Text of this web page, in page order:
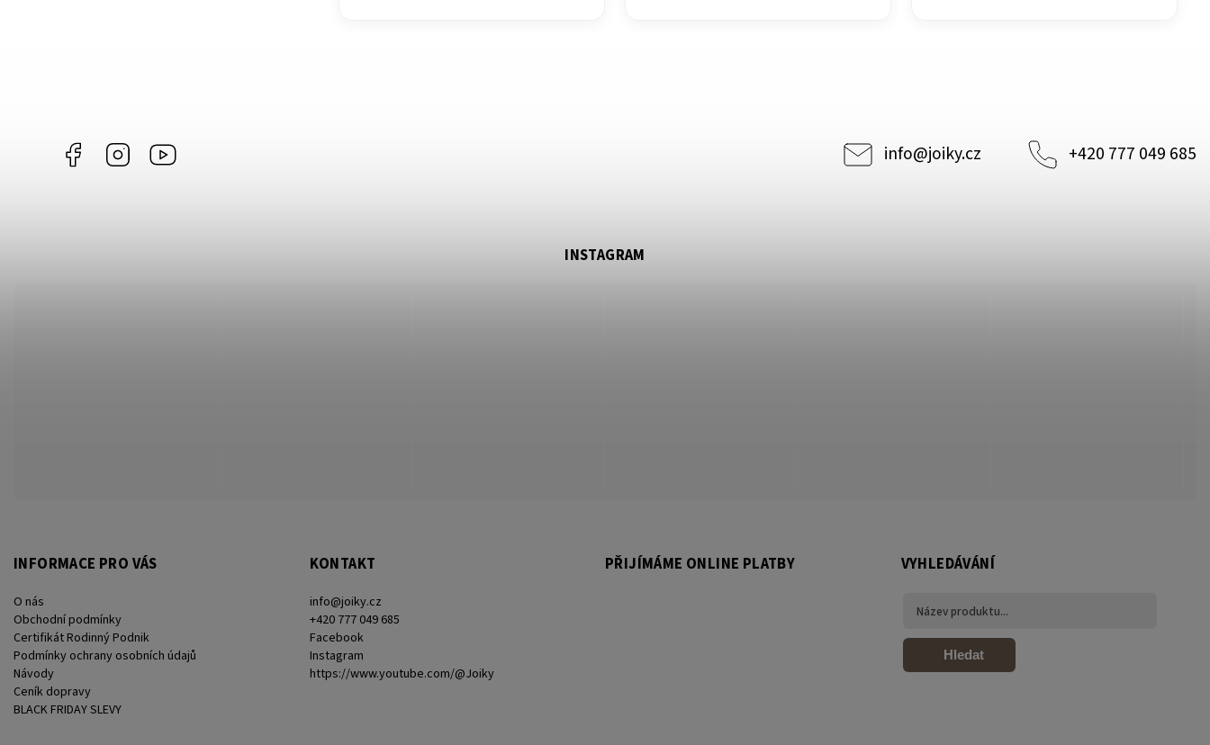
Facebook Instagram info@joiky.cz +420 777 049 685
INFORMACE PRO VÁS
O nás
Obchodní podmínky
Certifikát Rodinný Podnik
Podmínky ochrany osobních údajů
Návody
Ceník dopravy
BLACK FRIDAY SLEVY
KONTAKT
info@joiky.cz
+420 777 049 685
Facebook
Instagram
https://www.youtube.com/@Joiky
PŘIJÍMÁME ONLINE PLATBY
INSTAGRAM
VYHLEDÁVÁNÍ
Hledat